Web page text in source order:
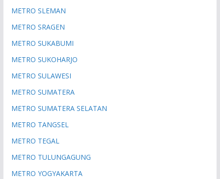
METRO SLEMAN
METRO SRAGEN
METRO SUKABUMI
METRO SUKOHARJO
METRO SULAWESI
METRO SUMATERA
METRO SUMATERA SELATAN
METRO TANGSEL
METRO TEGAL
METRO TULUNGAGUNG
METRO YOGYAKARTA